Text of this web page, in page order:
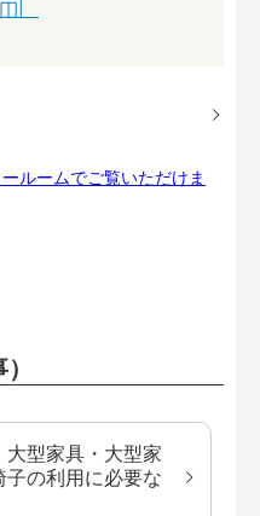
ルームでご覧いただけま
型家具・大型家
の利用に必要な